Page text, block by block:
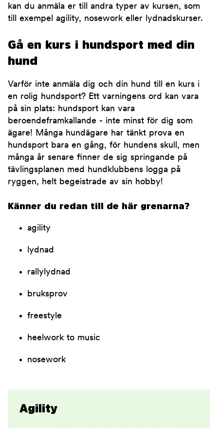
kan du anmäla er till andra typer av kursen, som
till exempel agility, nosework eller lydnadskurser.
Gå en kurs i hundsport med din
hund
Varför inte anmäla dig och din hund till en kurs i
en rolig hundsport? Ett varningens ord kan vara
på sin plats: hundsport kan vara
beroendeframkallande - inte minst för dig som
ägare! Många hundägare har tänkt prova en
hundsport bara en gång, för hundens skull, men
många år senare finner de sig springande på
tävlingsplanen med hundklubbens logga på
ryggen, helt begeistrade av sin hobby!
Känner du redan till de här grenarna?
agility
lydnad
rallylydnad
bruksprov
freestyle
heelwork to music
nosework
Agility